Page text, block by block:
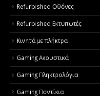
Refurbished Οθόνες
Refurbished Εκτυπωτές
Κινητά με πλήκτρα
Gaming Ακουστικά
Gaming Πληκτρολόγια
Gaming Ποντίκια